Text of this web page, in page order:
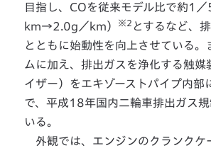
目指し、COを従来モデル比で約1
km→2.0g／km）
※2 とするなど、
とともに始動性を向上させている。
ムに加え、排出ガスを浄化する触媒
イザー）をエキゾーストパイプ内部
で、平成18年国内二輪車排出ガス
いる。
外観では、エンジンのクランクケ